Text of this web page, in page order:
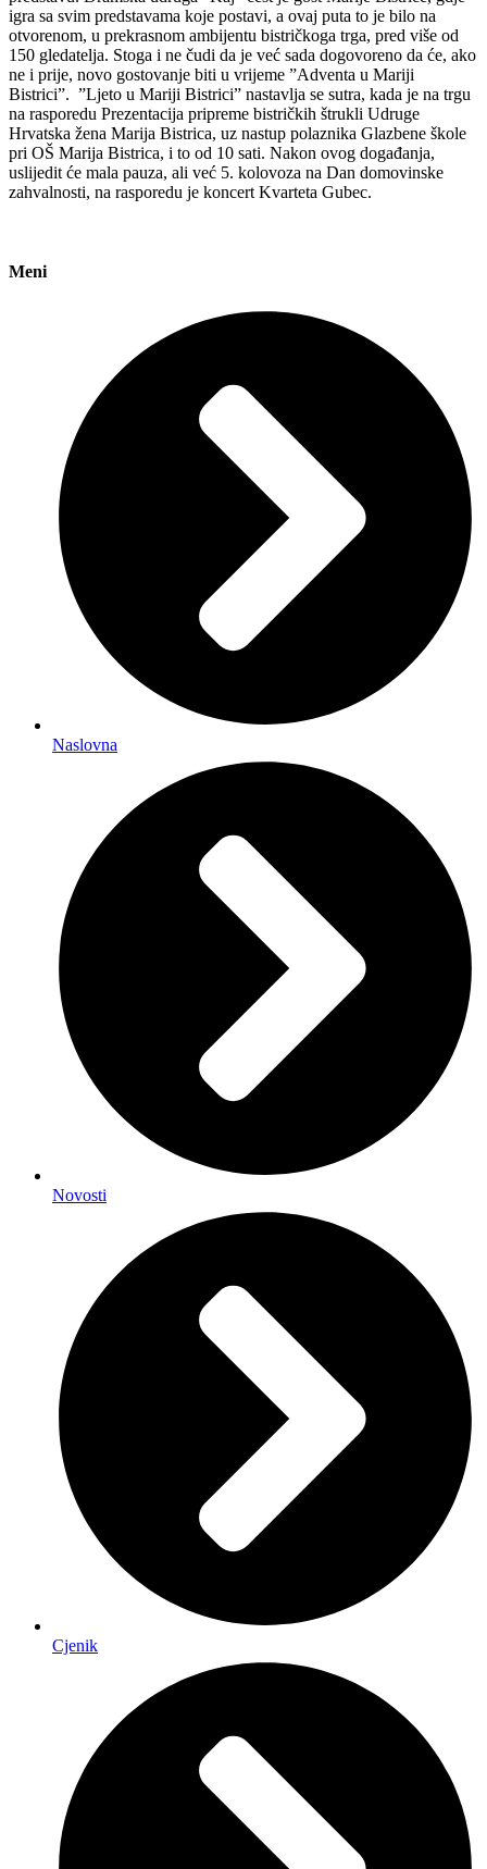
igra sa svim predstavama koje postavi, a ovaj puta to je bilo na
otvorenom, u prekrasnom ambijentu bistričkoga trga, pred više od
150 gledatelja. Stoga i ne čudi da je već sada dogovoreno da će, ako
ne i prije, novo gostovanje biti u vrijeme ”Adventa u Mariji
Bistrici”. ”Ljeto u Mariji Bistrici” nastavlja se sutra, kada je na trgu
na rasporedu Prezentacija pripreme bistričkih štrukli Udruge
Hrvatska žena Marija Bistrica, uz nastup polaznika Glazbene škole
pri OŠ Marija Bistrica, i to od 10 sati. Nakon ovog događanja,
uslijedit će mala pauza, ali već 5. kolovoza na Dan domovinske
zahvalnosti, na rasporedu je koncert Kvarteta Gubec.
Meni
Naslovna
Novosti
Cjenik